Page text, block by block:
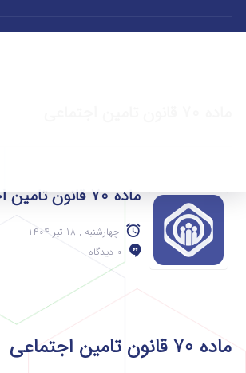
ماده 70 قانون تامین اجتماعی
چهارشنبه , 18 تیر 1404
0 دیدگاه
ماده 70 قانون تامین اجتماعی